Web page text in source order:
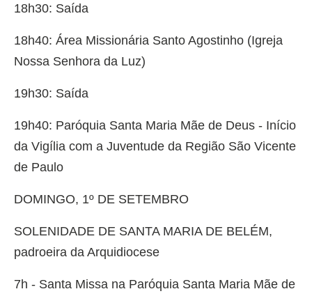
18h30: Saída
18h40: Área Missionária Santo Agostinho (Igreja
Nossa Senhora da Luz)
19h30: Saída
19h40: Paróquia Santa Maria Mãe de Deus - Início
da Vigília com a Juventude da Região São Vicente
de Paulo
DOMINGO, 1º DE SETEMBRO
SOLENIDADE DE SANTA MARIA DE BELÉM,
padroeira da Arquidiocese
7h - Santa Missa na Paróquia Santa Maria Mãe de